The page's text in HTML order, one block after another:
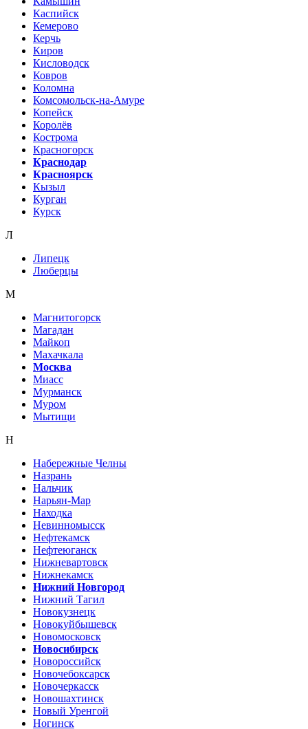
Каспийск
Кемерово
Керчь
Киров
Кисловодск
Ковров
Коломна
Комсомольск-на-Амуре
Копейск
Королёв
Кострома
Красногорск
Краснодар
Красноярск
Кызыл
Курган
Курск
Л
Липецк
Люберцы
М
Магнитогорск
Магадан
Майкоп
Махачкала
Москва
Миасс
Мурманск
Муром
Мытищи
Н
Набережные Челны
Назрань
Нальчик
Нарьян-Мар
Находка
Невинномысск
Нефтекамск
Нефтеюганск
Нижневартовск
Нижнекамск
Нижний Новгород
Нижний Тагил
Новокузнецк
Новокуйбышевск
Новомосковск
Новосибирск
Новороссийск
Новочебоксарск
Новочеркасск
Новошахтинск
Новый Уренгой
Ногинск